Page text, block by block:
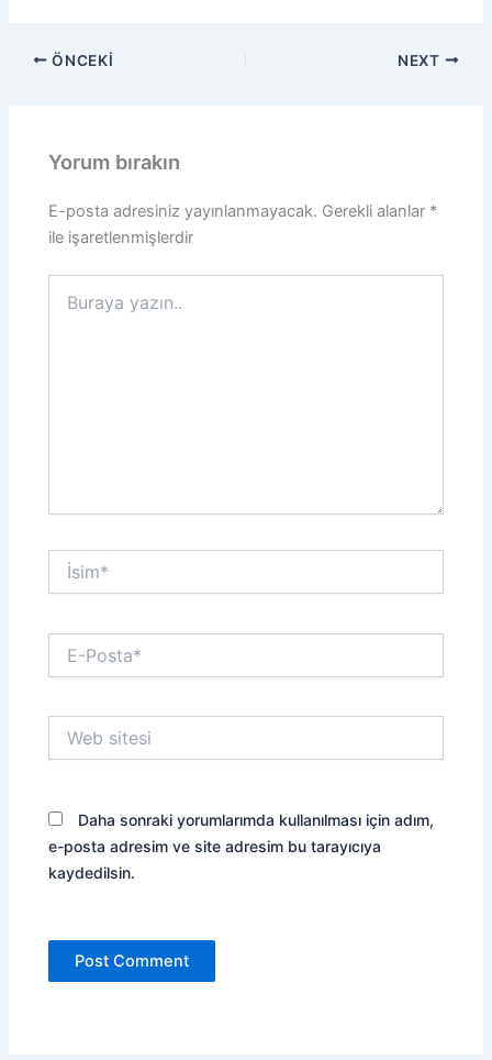
ÖNCEKI NEXT
Yorum bırakın
E-posta adresiniz yayınlanmayacak. Gerekli alanlar *
ile işaretlenmişlerdir
yazın..
İsim*
Posta*
sitesi
Daha sonraki yorumlarımda kullanılması için adım,
e-posta adresim ve site adresim bu tarayıcıya
kaydedilsin.